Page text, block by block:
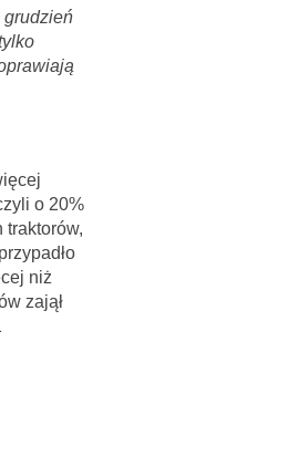
grudzień
o 20%
traktorów,
niż
zajął